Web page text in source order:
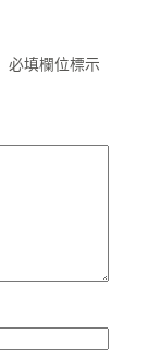
必填欄位標示